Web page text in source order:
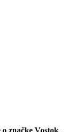
značke Vostok,